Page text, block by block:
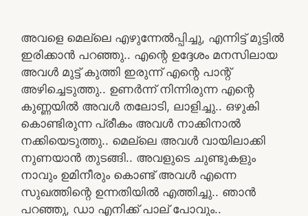
അവളെ മെല്ലെ എഴുന്നേൽപ്പിച്ചു, എന്നിട്ട് മുട്ടിൽ
ഇരിക്കാൻ പറഞ്ഞു.. എന്റെ ഉദ്ദേശം മനസിലായ
അവൾ മുട്ട് കുത്തി ഇരുന്ന് എന്റെ പാന്റ്
അഴിച്ചെടുത്തു.. ഉണർന്ന് നിന്നിരുന്ന എന്റെ
കുണ്ണയിൽ അവൾ തലോടി, ലാളിച്ചു.. ഒഴുകി
കൊണ്ടിരുന്ന പ്രീകം അവൾ നാക്കിനാൽ
നക്കിയെടുത്തു.. മെല്ലെ അവൾ വായിലാക്കി
നുണയാൻ തുടങ്ങി.. അവളുടെ ചുണ്ടുകളും
നാവും ഉമിനീരും കൊണ്ട് അവൾ എന്നെ
സുഖത്തിന്റെ ഉന്നതിയിൽ എത്തിച്ചു.. ഞാൻ
പറഞ്ഞു, ഡാ എനിക്ക് പാല് പോവും..